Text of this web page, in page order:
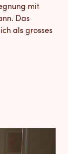
mit
Das
als grosses